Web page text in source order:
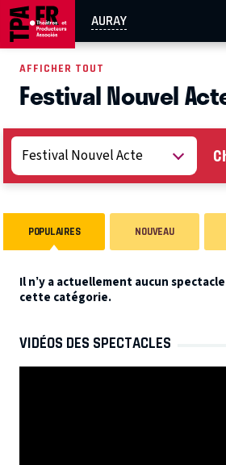
AURAY
AIX-MARSEILLE
EN TOURNÉE
AFFICHER TOUT
Festival Nouvel
POPULAIRES NOUVEAU
Il n’y a actuellement aucun
cette catégorie.
VIDÉOS DES SPECTACLES